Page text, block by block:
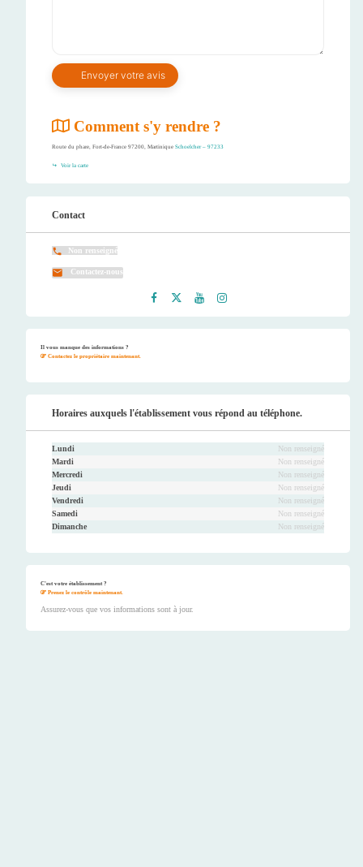
Comment s'y rendre ?
Route du phare, Fort-de-France 97200, Martinique Schoelcher – 97233
Voir la carte
Contact
Non renseigné
Contactez-nous
Il vous manque des informations ?
Contactez le propriétaire maintenant.
Horaires auxquels l'établissement vous répond au téléphone.
Lundi
Non renseigné
Mardi
Non renseigné
Mercredi
Non renseigné
Jeudi
Non renseigné
Vendredi
Non renseigné
Samedi
Non renseigné
Dimanche
Non renseigné
C'est votre établissement ?
Prenez le contrôle maintenant.
Assurez-vous que vos informations sont à jour.